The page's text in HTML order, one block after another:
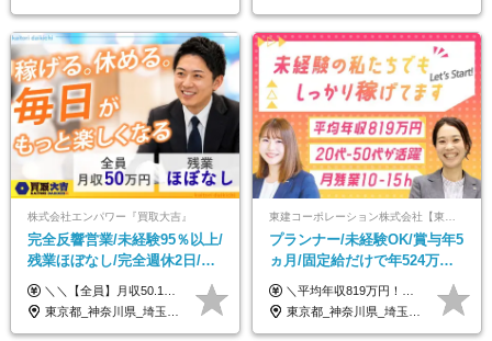
株式会社エンパワー『買取大吉』
完全反響営業/未経験95％以上/
残業ほぼなし/完全週休2日/月
収50万円スタート！/賞与年2
回
＼＼【全員】月収50.1万円保証！／／ 月給30.1万円＋インセン＋特別手当20万円(半年間)＋賞与 ※経験者は優遇いたします（研修も免除の場合有） ※固定残業代:7万4000円以上/月45時間分を含む ※固定残業代は残業がない場合も支給し、超過分は別途支給します ■入社後5日間研修を実施 研修中のテスト（ロープレ、商材知識）合格で研修生卒業となり翌月からインセンティブの対象に。 ロープレは細かな評価基準があり、顧客満足度をキープするため非常に重要なテストです。 ※4カ月目以降も不合格の場合、月給28.3万円／1カ月以内合格率100％ ＜平均年収＞ ◆一般メンバー ：625万円 ◆店長（管理職）：1178万円 ◆マネージャー ：4160万円
東京都_神奈川県_埼玉県_千葉県_大阪府_愛知県_北海道_青森県_岩手県_宮城県_秋田県_山形県_福島県_茨城県_栃木県_群馬県_新潟県_山梨県_長野県_富山県_石川県_福井県_静岡県_岐阜県_三重県_兵庫県_京都府_滋賀県_奈良県_和歌山県_広島県_岡山県_鳥取県_島根県_山口県_徳島県_香川県_愛媛県_高知県_福岡県_熊本県_佐賀県_長崎県_大分県_宮崎県_鹿児島県_沖縄県
プランナー/未経験OK/賞与年5
ヵ月/固定給だけで年524万円
可能/二人に一人が年収700万
円/休めて稼げる
＼平均年収819万円！社員の最大年収3,131万円／ ＼2人に1人が年収700万円以上／ ＼5人に1人が年収1,000万円以上！／ 固定給だけで、年収524万円も可能！ インセンティブだけでなく固定給でもしっかり稼げる仕組みです！ 【入社初年度】 年収400万～550万円＋インセンティブ →月給26万3,000円～29万5,600円＋賞与年2回（基本給×約5ヵ月分※前年度実績）＋インセンティブ＋各種手当 【インセンティブ】 1物件着工で目安80万～200万円 ※建物の契約金額実績によります 【各種手当】 ・都市手当…月1万円～3万円（首都圏・東海圏・関西圏で弊社指定の事業所に勤務する方が対象） ・家族手当…配偶者：月1万円、子供1名につき：月5千円 ・資格手当…FP資格1級：月1万円、2級：月5千円、3級：月3千円 ・役職手当…昇進欄に詳細記載（主任補：月5千円→主任：月1万円…） 【その他】 ※上記月給には、固定残業代【47時間分（7万3,800円以上）】が含まれます ※月平均残業時間は14時間と少なめです（2023年度） ※固定残業代の時間数を超える時間外労働は追加で支給 但し、時間数を超える時間外労働が発生する場合もあります（特別条項付き協定締結済）
東京都_神奈川県_埼玉県_千葉県_大阪府_愛知県_宮城県_茨城県_栃木県_群馬県_静岡県_兵庫県_京都府_福岡県